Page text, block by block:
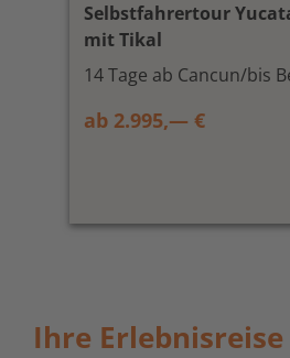
Selbstfahrertour
mit Tikal
14 Tage ab Cancun/bis
ab 2.995,— €
Ihre